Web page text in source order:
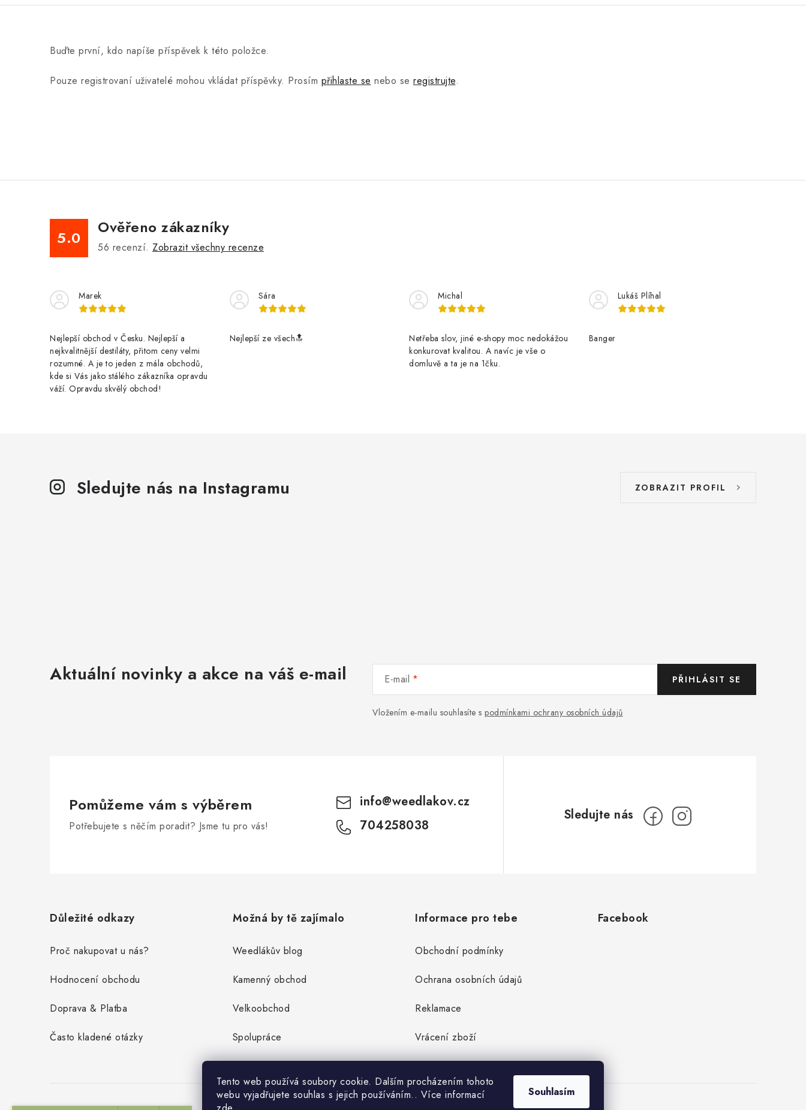
Tento web používá soubory cookie. Dalším procházením tohoto
webu vyjadřujete souhlas s jejich používáním.. Více informací
Souhlasím
Buďte první, kdo napíše příspěvek k této položce.
Pouze registrovaní uživatelé mohou vkládat příspěvky. Prosím přihlaste se nebo se registrujte.
5.0
Ověřeno zákazníky
56 recenzí. Zobrazit všechny recenze
Marek
Nejlepší obchod v Česku. Nejlepší a
nejkvalitnější destiláty, přitom ceny velmi
rozumné. A je to jeden z mála obchodů,
kde si Vás jako stálého zákazníka opravdu
váží. Opravdu skvělý obchod!
Sára
Nejlepší ze všech🔝
Michal
Netřeba slov, jiné e-shopy moc nedokážou
konkurovat kvalitou. A navíc je vše o
domluvě a ta je na 1čku.
Lukáš Plíhal
Banger
Sledujte nás na Instagramu ZOBRAZIT PROFIL
Aktuální novinky a akce na váš e-mail E-mail
Vložením e-mailu souhlasíte s podmínkami ochrany osobních údajů
PŘIHLÁSIT SE
Pomůžeme vám s výběrem
Potřebujete s něčím poradit? Jsme tu pro vás!
info@weedlakov.cz
704258038
Důležité odkazy
Proč nakupovat u nás?
Hodnocení obchodu
Doprava & Platba
Často kladené otázky
Možná by tě zajímalo
Weedlákův blog
Kamenný obchod
Velkoobchod
Spolupráce
Informace pro tebe
Obchodní podmínky
Ochrana osobních údajů
Reklamace
Vrácení zboží
Facebook